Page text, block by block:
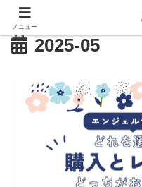
2025-05
メニュー